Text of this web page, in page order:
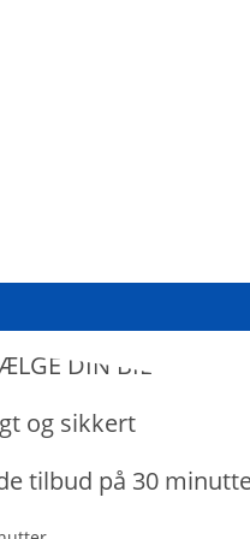
DIN BIL
og sikkert
tilbud på 30